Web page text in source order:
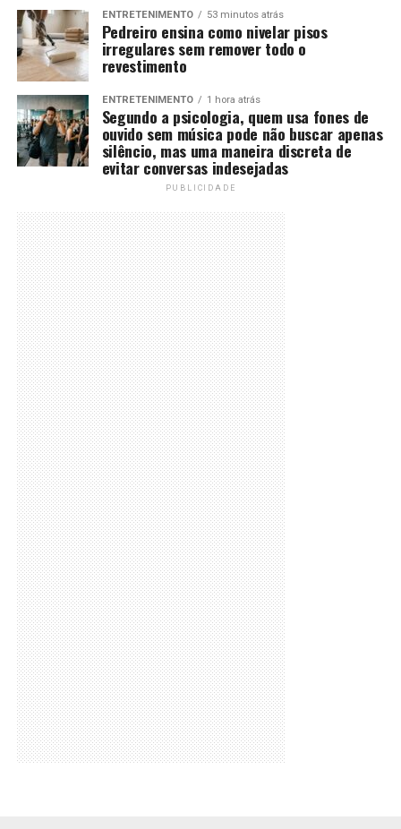
ENTRETENIMENTO 53 minutos atrás
Pedreiro ensina como nivelar pisos
irregulares sem remover todo o
revestimento
ENTRETENIMENTO 1 hora atrás
Segundo a psicologia, quem usa fones de
ouvido sem música pode não buscar apenas
silêncio, mas uma maneira discreta de
evitar conversas indesejadas
PUBLICIDADE